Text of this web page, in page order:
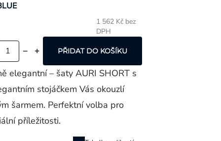
1 562 Kč bez
DPH
PŘIDAT DO KOŠÍKU
elegantní – šaty AURI SHORT s
stojáčkem Vás okouzlí
šarmem. Perfektní volba pro
příležitosti.